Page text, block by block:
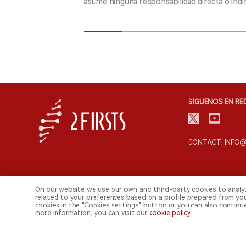
SÍGUENOS EN
CONTACT:
© 2026 Shenzhen 2FIRSTS Technology Co.,Ltd. Todos los
On our website we use our own and third-party cookies to
related to your preferences based on a profile prepared from
cookies in the "Cookies settings" button or you can also
more information, you can visit our cookie policy